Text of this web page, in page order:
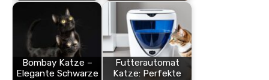
Bombay Katze –
Elegante Schwarze
Futterautomat
Katze: Perfekte